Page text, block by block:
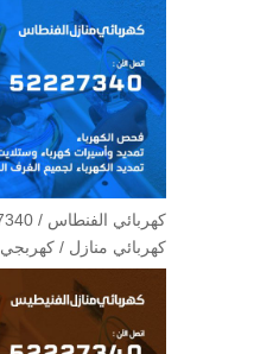
كهربائي منازل / كهربجي